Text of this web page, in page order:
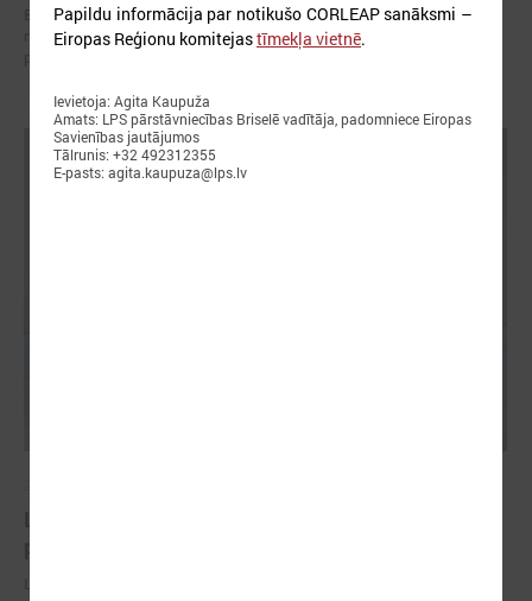
Eiropas Pilsētu noturības forums (EURESFO 2026), kas pulcē vairāk
nekā 400 pašvaldību vadītājus, pilsētplānotājus, klimata ekspertus un
Papildu informācija par notikušo CORLEAP sanāksmi –
Eiropas Reģionu komitejastīmekļa vietnē.
Ievietoja: Agita Kaupuža
Amats: LPS pārstāvniecības Briselē vadītāja, padomniece Eiropas
Savienības jautājumos
Tālrunis: +32 492312355
E-pasts: agita.kaupuza@lps.lv